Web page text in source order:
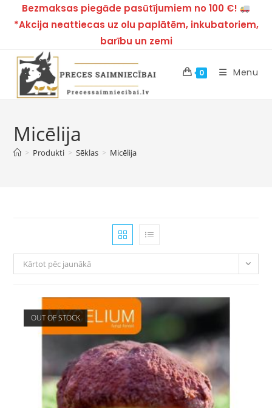
Bezmaksas piegāde pasūtījumiem no 100 €!
*Akcija neattiecas uz olu paplātēm, inkubatoriem,
barību un zemi
0 Menu
Micēlija
> Produkti > Sēklas > Micēlija
Kārtot pēc jaunākā
OUT OF STOCK